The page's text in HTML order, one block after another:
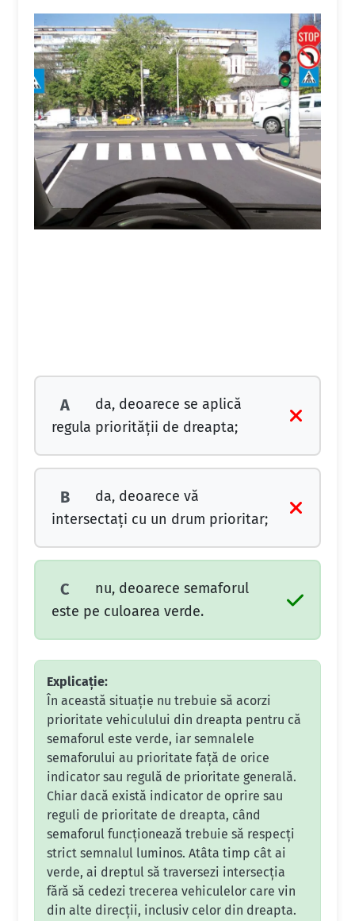
A
da, deoarece se aplică
regula priorităţii de dreapta;
B
da, deoarece vă
intersectaţi cu un drum prioritar;
C
nu, deoarece semaforul
este pe culoarea verde.
Explicație:
În această situație nu trebuie să acorzi
prioritate vehiculului din dreapta pentru că
semaforul este verde, iar semnalele
semaforului au prioritate față de orice
indicator sau regulă de prioritate generală.
Chiar dacă există indicator de oprire sau
reguli de prioritate de dreapta, când
semaforul funcționează trebuie să respecți
strict semnalul luminos. Atâta timp cât ai
verde, ai dreptul să traversezi intersecția
fără să cedezi trecerea vehiculelor care vin
din alte direcții, inclusiv celor din dreapta.